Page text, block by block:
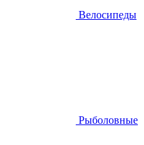
Велосипеды
Рыболовные